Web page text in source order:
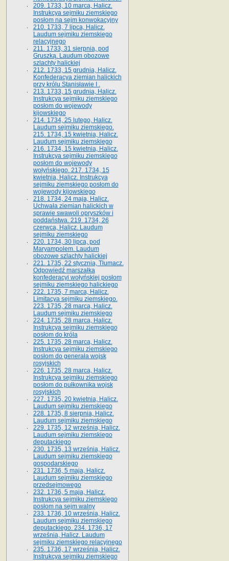
209. 1733, 10 marca, Halicz.
Instrukcya sejmiku ziemskiego
posłom na sejm konwokacyjny
210. 1733, 7 lipca, Halicz.
Laudum sejmiku ziemskiego
relacyjnego
211. 1733, 31 sierpnia, pod
Gruszką. Laudum obozowe
szlachty halickiej
212. 1733, 15 grudnia, Halicz.
Konfederacya ziemian halickich
przy królu Stanisławie I .
213. 1733, 15 grudnia, Halicz.
Instrukcya sejmiku ziemskiego
posłom do wojewody
kijowskiego
214. 1734, 25 lutego, Halicz.
Laudum sejmiku ziemskiego.
215. 1734, 15 kwietnia, Halicz.
Laudum sejmiku ziemskiego
216. 1734, 15 kwietnia, Halicz.
Instrukcya sejmiku ziemskiego
posłom do wojewody
wołyńskiego. 217. 1734, 15
kwietnia, Halicz. Instrukcya
sejmiku ziemskiego posłom do
wojewody kijowskiego
218. 1734, 24 maja, Halicz.
Uchwała ziemian halickich w
sprawie swawoli opryszków i
poddaństwa. 219. 1734, 26
czerwca, Halicz. Laudum
sejmiku ziemskiego
220. 1734, 30 lipca, pod
Maryampolem. Laudum
obozowe szlachty halickiej
221. 1735, 22 stycznia, Tłumacz.
Odpowiedź marszałka
konfederacyi wołyńskiej posłom
sejmiku ziemskiego halickiego
222. 1735, 7 marca, Halicz.
Limitacya sejmiku ziemskiego.
223. 1735, 28 marca, Halicz.
Laudum sejmiku ziemskiego
224. 1735, 28 marca, Halicz.
Instrukcya sejmiku ziemskiego
posłom do króla
225. 1735, 28 marca, Halicz.
Instrukcya sejmiku ziemskiego
posłom do generała wojsk
rosyjskich
226. 1735, 28 marca, Halicz.
Instrukcya sejmiku ziemskiego
posłom do pułkownika wojsk
rosyjskich
227. 1735, 20 kwietnia, Halicz.
Laudum sejmiku ziemskiego
228. 1735, 8 sierpnia, Halicz.
Laudum sejmiku ziemskiego
229. 1735, 12 września, Halicz.
Laudum sejmiku ziemskiego
deputackiego
230. 1735, 13 września, Halicz.
Laudum sejmiku ziemskiego
gospodarskiego
231. 1736, 5 maja, Halicz.
Laudum sejmiku ziemskiego
przedsejmowego
232. 1736, 5 maja, Halicz.
Instrukcya sejmiku ziemskiego
posłom na sejm walny
233. 1736, 10 września, Halicz.
Laudum sejmiku ziemskiego
deputackiego. 234. 1736, 17
września, Halicz. Laudum
sejmiku ziemskiego relacyjnego
235. 1736, 17 września, Halicz.
Instrukcya sejmiku ziemskiego